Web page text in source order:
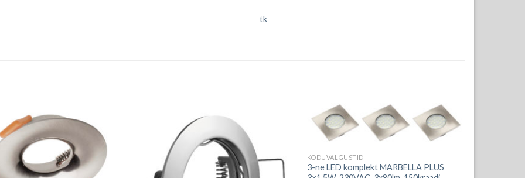
tk
KODUVALGUSTID
3-ne LED komplekt MARBELLA PLUS